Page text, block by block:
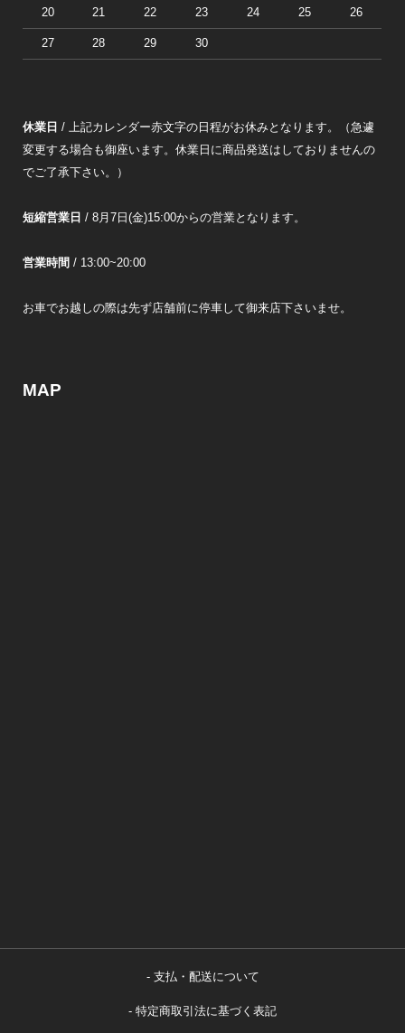
20 21 22 23 24 25 26
27 28 29 30
休業日 / 上記カレンダー赤文字の日程がお休みとなります。（急遽
変更する場合も御座います。休業日に商品発送はしておりませんの
でご了承下さい。）
短縮営業日 / 8月7日(金)15:00からの営業となります。
営業時間 / 13:00~20:00
お車でお越しの際は先ず店舗前に停車して御来店下さいませ。
MAP
支払・配送について
特定商取引法に基づく表記